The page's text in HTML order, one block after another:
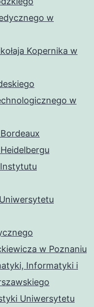
w
Kopernika w
w
w Poznaniu
Informatyki i
Uniwersytetu